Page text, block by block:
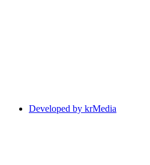
Developed by krMedia